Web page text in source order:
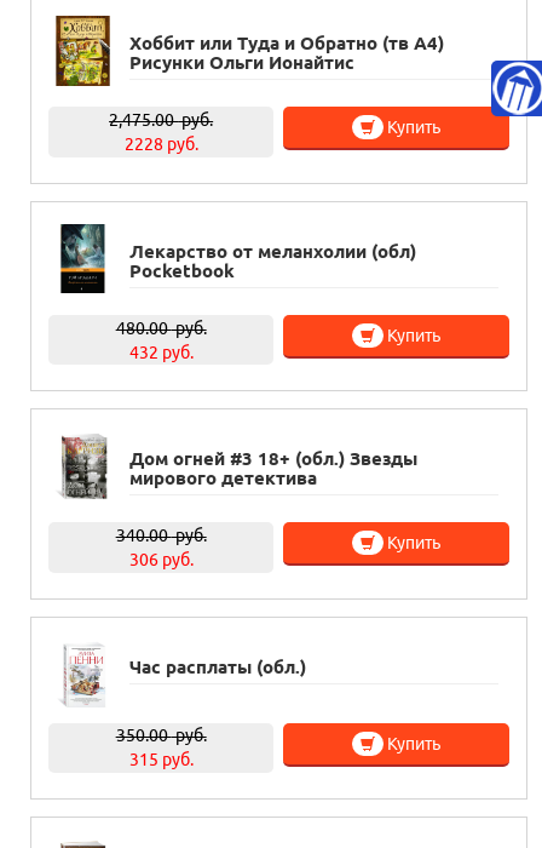
Хоббит или Туда и Обратно (тв А4)
Рисунки Ольги Ионайтис
2,475.00руб.
2228 руб.
Купить
Лекарство от меланхолии (обл)
Pocketbook
480.00руб.
432 руб.
Купить
Дом огней #3 18+ (обл.) Звезды
мирового детектива
340.00руб.
306 руб.
Купить
Час расплаты (обл.)
350.00руб.
315 руб.
Купить